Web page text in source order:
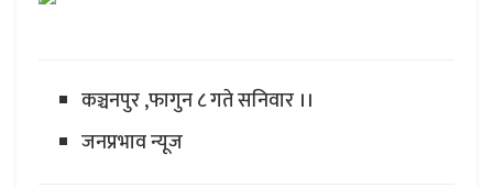
कञ्चनपुर ,फागुन ८ गते सनिवार ।।
जनप्रभाव न्यूज